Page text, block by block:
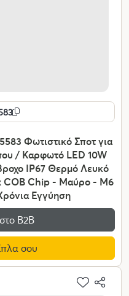
Φωτιστικό Σποτ για
/ Καρφωτό LED 10W
IP67 Θερμό Λευκό
COB Chip - Μαύρο - Μ6
Εγγύηση
Β2Β
σου